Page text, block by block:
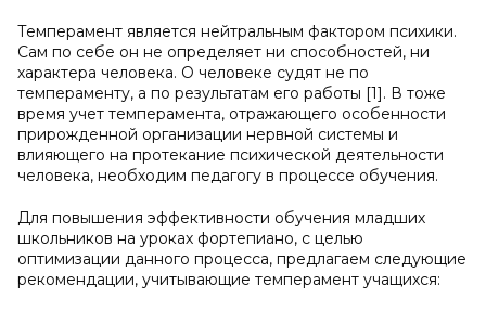
Темперамент является нейтральным фактором психики.
Сам по себе он не определяет ни способностей, ни
характера человека. О человеке судят не по
темпераменту, а по результатам его работы [1]. В тоже
время учет темперамента, отражающего особенности
прирожденной организации нервной системы и
влияющего на протекание психической деятельности
человека, необходим педагогу в процессе обучения.
Для повышения эффективности обучения младших
школьников на уроках фортепиано, с целью
оптимизации данного процесса, предлагаем следующие
рекомендации, учитывающие темперамент учащихся: